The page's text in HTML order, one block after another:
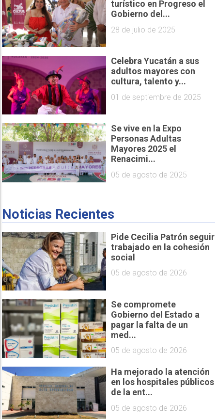
turístico en Progreso el
Gobierno del...
28 de julio de 2025
Celebra Yucatán a sus
adultos mayores con
cultura, talento y...
01 de septiembre de 2025
Se vive en la Expo
Personas Adultas
Mayores 2025 el
Renacimi...
05 de agosto de 2025
Noticias Recientes
Pide Cecilia Patrón seguir
trabajado en la cohesión
social
05 de agosto de 2026
Se compromete
Gobierno del Estado a
pagar la falta de un
med...
05 de agosto de 2026
Ha mejorado la atención
en los hospitales públicos
de la ent...
05 de agosto de 2026